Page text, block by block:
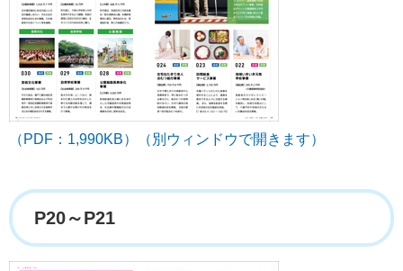
（PDF：1,990KB）（別ウィンドウで開きます）
P20～P21